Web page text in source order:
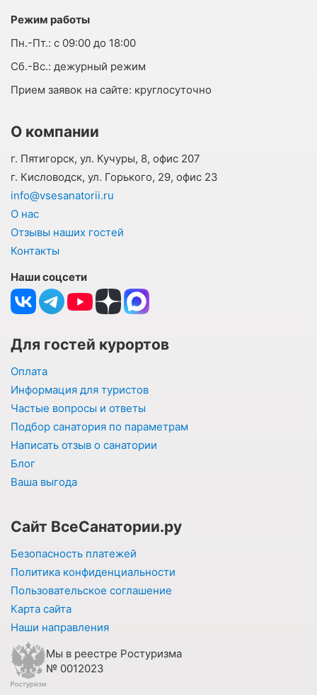
Режим работы
Пн.-Пт.: с 09:00 до 18:00
Cб.-Вс.: дежурный режим
Прием заявок на сайте: круглосуточно
О компании
г. Пятигорск, ул. Кучуры, 8, офис 207
г. Кисловодск, ул. Горького, 29, офис 23
info@vsesanatorii.ru
О нас
Отзывы наших гостей
Контакты
Наши соцсети
Для гостей курортов
Оплата
Информация для туристов
Частые вопросы и ответы
Подбор санатория по параметрам
Написать отзыв о санатории
Блог
Ваша выгода
Сайт ВсеСанатории.ру
Безопасность платежей
Политика конфиденциальности
Пользовательское соглашение
Карта сайта
Наши направления
Мы в реестре Ростуризма
№ 0012023